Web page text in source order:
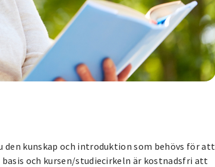
den kunskap och introduktion som behövs för att
och kursen/studiecirkeln är kostnadsfri att